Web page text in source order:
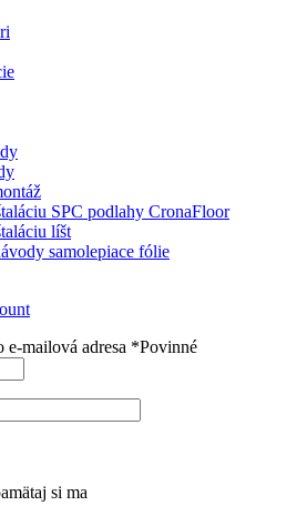
SPC podlahy CronaFloor
líšt
samolepiace fólie
e-mailová adresa *Povinné
si ma